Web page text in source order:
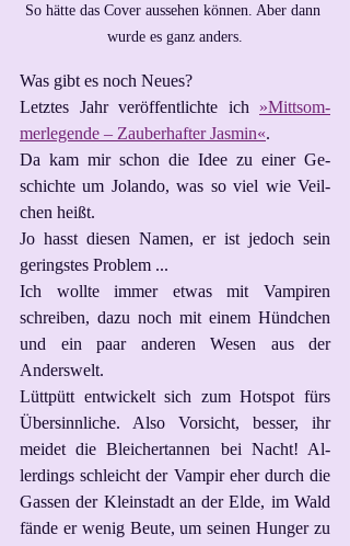
So hätte das Cover aussehen können. Aber dann
wurde es ganz anders.
Was gibt es noch Neues?
Letztes Jahr veröffentlichte ich »Mittsom-
merlegende – Zauberhafter Jasmin«.
Da kam mir schon die Idee zu einer Ge-
schichte um Jolando, was so viel wie Veil-
chen heißt.
Jo hasst diesen Namen, er ist jedoch sein
geringstes Problem ...
Ich wollte immer etwas mit Vampiren
schreiben, dazu noch mit einem Hündchen
und ein paar anderen Wesen aus der
Anderswelt.
Lüttpütt entwickelt sich zum Hotspot fürs
Übersinnliche. Also Vorsicht, besser, ihr
meidet die Bleichertannen bei Nacht! Al-
lerdings schleicht der Vampir eher durch die
Gassen der Kleinstadt an der Elde, im Wald
fände er wenig Beute, um seinen Hunger zu